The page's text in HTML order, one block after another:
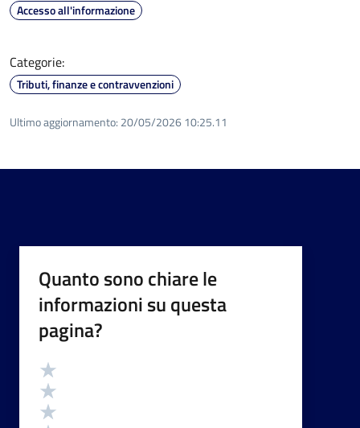
Accesso all'informazione
Categorie:
Tributi, finanze e contravvenzioni
Ultimo aggiornamento: 20/05/2026 10:25.11
Quanto sono chiare le
informazioni su questa
pagina?
Valutazione